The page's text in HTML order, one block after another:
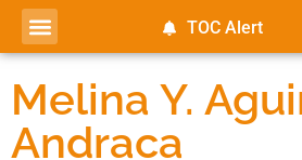
TOC Alert
Melina Y.
Andraca